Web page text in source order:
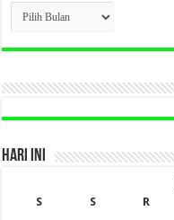
CLICK
BERITA
LAMA
DI
HARI INI
S
S R